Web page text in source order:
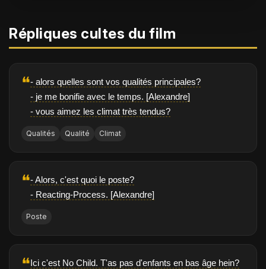
Répliques cultes du film
❝- alors quelles sont vos qualités principales?
- je me bonifie avec le temps. [Alexandre]
- vous aimez les climat très tendus?
Qualités Qualité Climat
❝- Alors, c'est quoi le poste?
- Reacting-Process. [Alexandre]
Poste
❝Ici c'est No Child. T'as pas d'enfants en bas âge hein?